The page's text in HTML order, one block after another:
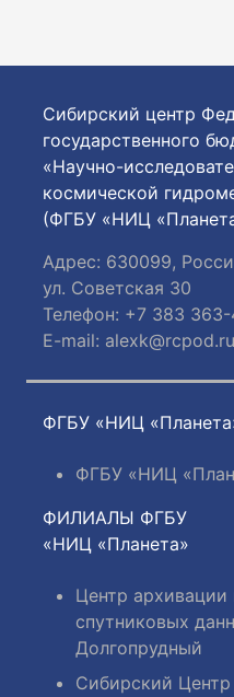
Сибирский центр
государственного
«Научно-
космической
(ФГБУ «НИЦ
Адрес: 630099,
ул. Советская 30
Телефон: +7 383
E-mail: alexk@rcpod.ru
ФГБУ «НИЦ
ФГБУ «НИЦ
ФИЛИАЛЫ ФГБУ
«НИЦ «Планета»
Центр архивации
спутниковых
Долгопрудный
Сибирский